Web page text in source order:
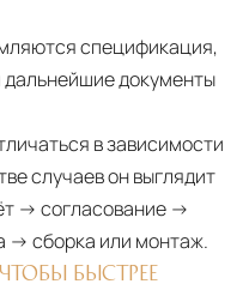
спецификация,
документы
в зависимости
случаев он выглядит
→ согласование →
→ сборка или монтаж.
БЫСТРЕЕ